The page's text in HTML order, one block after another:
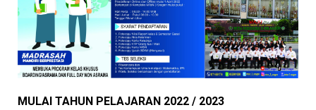
MULAI TAHUN PELAJARAN 2022 / 2023